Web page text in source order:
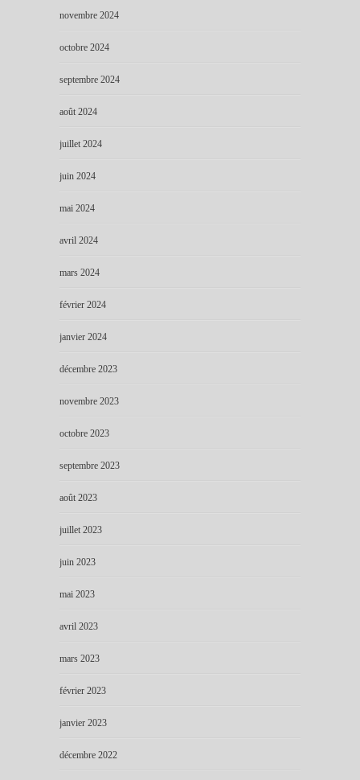
novembre 2024
octobre 2024
septembre 2024
août 2024
juillet 2024
juin 2024
mai 2024
avril 2024
mars 2024
février 2024
janvier 2024
décembre 2023
novembre 2023
octobre 2023
septembre 2023
août 2023
juillet 2023
juin 2023
mai 2023
avril 2023
mars 2023
février 2023
janvier 2023
décembre 2022